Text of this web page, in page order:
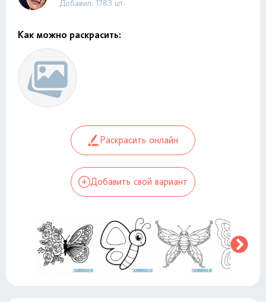
Добавил: 1783 шт.
Как можно раскрасить:
Раскрасить онлайн
Добавить свой вариант